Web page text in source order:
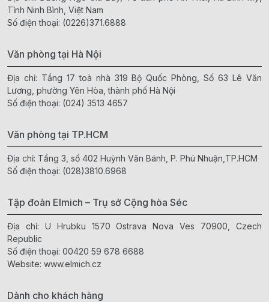
Tỉnh Ninh Bình, Việt Nam
Số điện thoại: (0226)371.6888
Văn phòng tại Hà Nội
Địa chỉ: Tầng 17 toà nhà 319 Bộ Quốc Phòng, Số 63 Lê Văn
Lương, phường Yên Hòa, thành phố Hà Nội
Số điện thoại: (024) 3513 4657
Văn phòng tại TP.HCM
Địa chỉ: Tầng 3, số 402 Huỳnh Văn Bánh, P. Phú Nhuận,TP.HCM
Số điện thoại: (028)3810.6968
Tập đoàn Elmich – Trụ sở Cộng hòa Séc
Địa chỉ: U Hrubku 1570 Ostrava Nova Ves 70900, Czech
Republic
Số điện thoại: 00420 59 678 6688
Website: www.elmich.cz
Dành cho khách hàng